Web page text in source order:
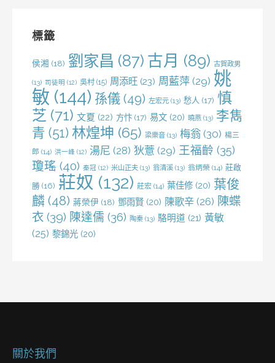
標籤
侯湘 (18) 劉家昌 (87) 古月 (89) 古賀政男
(13) 司徒明 (12) 吳村 (15) 周添旺 (23) 周藍萍 (29) 姚
敏 (144) 孫儀 (49) 左宏元 (13) 愁人 (17) 慎
芝 (71) 文夏 (22) 方忭 (17) 易文 (20) 曉燕 (13) 李雋
青 (51) 林煌坤 (65) 梁樂音 (13) 梅翁 (30) 楊三
郎 (14) 洪一峰 (12) 湯尼 (28) 狄薏 (29) 王福齡 (35)
瓊瑤 (40) 秦冠 (12) 米山正夫 (13) 翁清溪 (13) 翁炳榮 (14) 莊啟
勝 (16) 莊奴 (132) 莊宏 (14) 葉佳修 (20) 葉俊
麟 (48) 蔣榮伊 (18) 鄧雨賢 (20) 陳歌辛 (26) 陳蝶
衣 (39) 陳達儒 (36) 陶秦 (13) 駱明道 (21) 黃敏
(25) 黎錦光 (20)
關於我們